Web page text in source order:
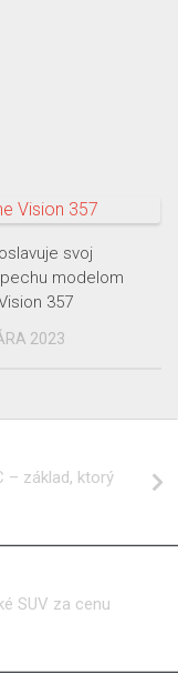
svoj
modelom
357
2023
– základ, ktorý
SUV za cenu